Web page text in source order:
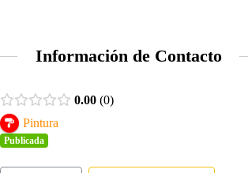
Información de Contacto
0.00 0
Pintura
Publicada